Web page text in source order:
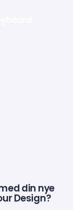
din nye
Design?